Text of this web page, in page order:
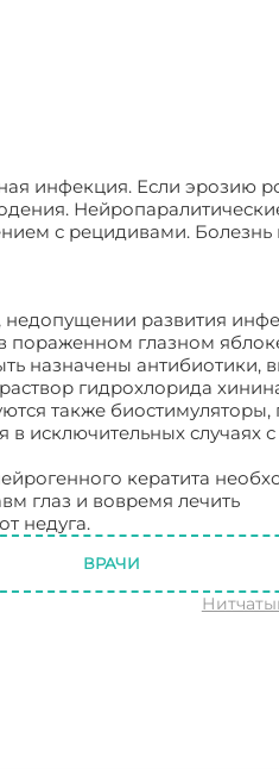
инфекция. Если эрозию
с рецидивами.
недопущении развития
пораженном глазном
назначены антибиотики,
гидрохлорида
также биостимуляторы,
исключительных случаях с
кератита
глаз и вовремя лечить
недуга.
ВРАЧИ